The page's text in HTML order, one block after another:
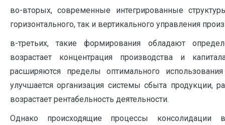
во-вторых, современные интегрированные
горизонтального, так и вертикального управления
в-третьих, такие формирования обладают
возрастает концентрация производства и
расширяются пределы оптимального
улучшается организация системы сбыта продукции,
возрастает рентабельность деятельности.
Однако происходящие процессы консолидации